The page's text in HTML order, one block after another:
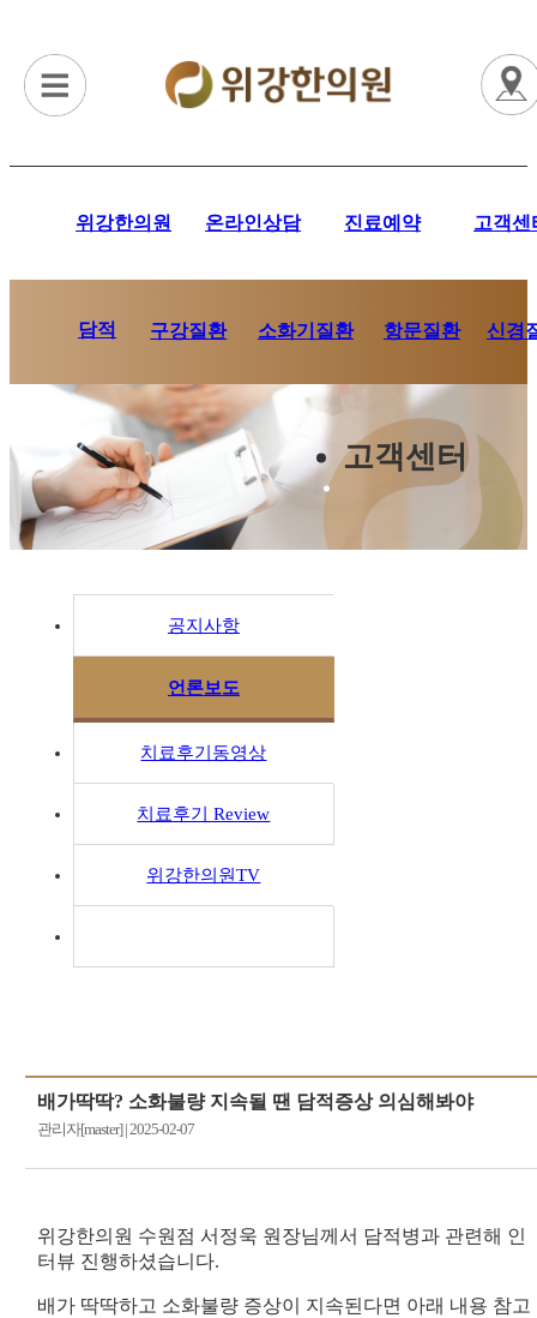
위강한의원 온라인상담 진료예약 고객센
담적 구강질환 소화기질환 항문질환 신경
고객센터
공지사항
언론보도
치료후기동영상
치료후기 Review
위강한의원TV
배가딱딱? 소화불량 지속될 땐 담적증상 의심해봐야
관리자[master]|2025-02-07
위강한의원 수원점 서정욱 원장님께서 담적병과 관련해 인
터뷰 진행하셨습니다.
배가 딱딱하고 소화불량 증상이 지속된다면 아래 내용 참고